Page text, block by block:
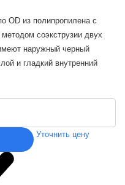
из полипропилена с
соэкструзии двух
наружный черный
и гладкий внутренний
Уточнить цену